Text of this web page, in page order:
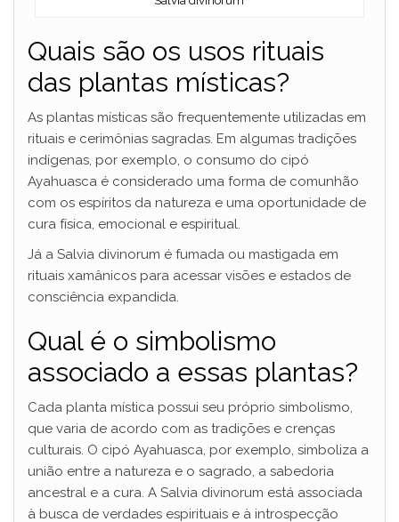
Quais são os usos rituais
das plantas místicas?
As plantas místicas são frequentemente utilizadas em
rituais e cerimônias sagradas. Em algumas tradições
indígenas, por exemplo, o consumo do cipó
Ayahuasca é considerado uma forma de comunhão
com os espíritos da natureza e uma oportunidade de
cura física, emocional e espiritual.
Já a Salvia divinorum é fumada ou mastigada em
rituais xamânicos para acessar visões e estados de
consciência expandida.
Qual é o simbolismo
associado a essas plantas?
Cada planta mística possui seu próprio simbolismo,
que varia de acordo com as tradições e crenças
culturais. O cipó Ayahuasca, por exemplo, simboliza a
união entre a natureza e o sagrado, a sabedoria
ancestral e a cura. A Salvia divinorum está associada
à busca de verdades espirituais e à introspecção